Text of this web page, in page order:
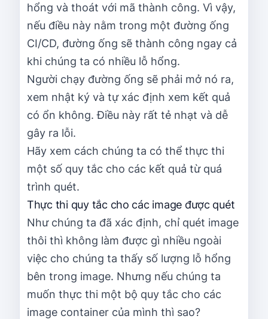
hổng và thoát với mã thành công. Vì vậy,
nếu điều này nằm trong một đường ống
CI/CD, đường ống sẽ thành công ngay cả
khi chúng ta có nhiều lỗ hổng.
Người chạy đường ống sẽ phải mở nó ra,
xem nhật ký và tự xác định xem kết quả
có ổn không. Điều này rất tẻ nhạt và dễ
gây ra lỗi.
Hãy xem cách chúng ta có thể thực thi
một số quy tắc cho các kết quả từ quá
trình quét.
Thực thi quy tắc cho các image được quét
Như chúng ta đã xác định, chỉ quét image
thôi thì không làm được gì nhiều ngoài
việc cho chúng ta thấy số lượng lỗ hổng
bên trong image. Nhưng nếu chúng ta
muốn thực thi một bộ quy tắc cho các
image container của mình thì sao?